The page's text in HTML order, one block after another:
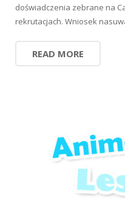
doświadczenia zebrane na
rekrutacjach. Wniosek
READ MORE